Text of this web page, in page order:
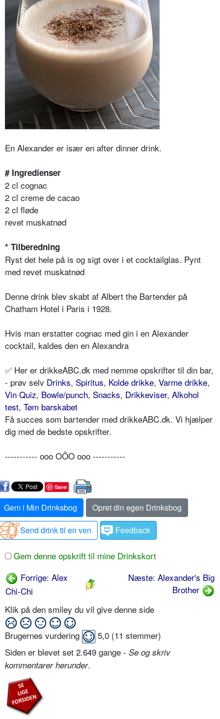
En Alexander er især en after dinner drink.
# Ingredienser
2 cl cognac
2 cl creme de cacao
2 cl fløde
revet muskatnød
* Tilberedning
Ryst det hele på is og sigt over i et cocktailglas. Pynt
med revet muskatnød
Denne drink blev skabt af Albert the Bartender på
Chatham Hotel i Paris i 1928.
Hvis man erstatter cognac med gin i en Alexander
cocktail, kaldes den en Alexandra
✅ Her er drikkeABC.dk med nemme opskrifter til din bar,
- prøv selv Drinks, Spiritus, Kolde drikke, Varme drikke,
Vin Quiz, Bowle/punch, Snacks, Drikkeviser, Alkohol
test, Tøm barskabet
Få succes som bartender med drikkeABC.dk. Vi hjælper
dig med de bedste opskrifter.
----------- ooo OÔO ooo -----------
Save
Gem i Min Drinksbog
Opret din egen Drinksbog
Send drink til en ven
Feedback
Gem denne opskrift til mine Drinkskort
Forrige: Alex
Chi-Chi
Næste: Alexander's Big
Brother
Klik på den smiley du vil give denne side
Brugernes vurdering 5,0 (11 stemmer)
Siden er blevet set 2.649 gange - Se og skriv
kommentarer herunder.